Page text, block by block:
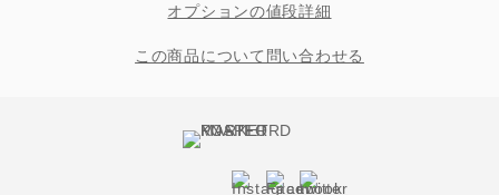
オプションの値段詳細
この商品について問い合わせる